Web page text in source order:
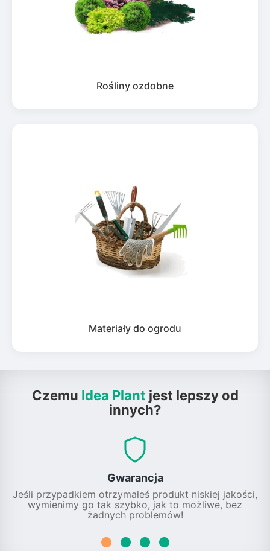
Rośliny ozdobne
Materiały do ogrodu
Czemu Idea Plant jest lepszy od
innych?
Gwarancja
Jeśli przypadkiem otrzymałeś produkt niskiej jakości,
wymienimy go tak szybko, jak to możliwe, bez
żadnych problemów!